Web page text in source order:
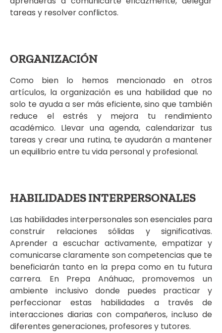
tareas y resolver conflictos.
ORGANIZACIÓN
Como bien lo hemos mencionado en otros
artículos, la organización es una habilidad que no
solo te ayuda a ser más eficiente, sino que también
reduce el estrés y mejora tu rendimiento
académico. Llevar una agenda, calendarizar tus
tareas y crear una rutina, te ayudarán a mantener
un equilibrio entre tu vida personal y profesional.
HABILIDADES INTERPERSONALES
Las habilidades interpersonales son esenciales para
construir relaciones sólidas y significativas.
Aprender a escuchar activamente, empatizar y
comunicarse claramente son competencias que te
beneficiarán tanto en la prepa como en tu futura
carrera. En Prepa Anáhuac, promovemos un
ambiente inclusivo donde puedes practicar y
perfeccionar estas habilidades a través de
interacciones diarias con compañeros, incluso de
diferentes generaciones, profesores y tutores.